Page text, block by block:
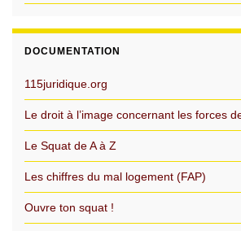
DOCUMENTATION
115juridique.org
Le droit à l’image concernant les forces
Le Squat de A à Z
Les chiffres du mal logement (FAP)
Ouvre ton squat !